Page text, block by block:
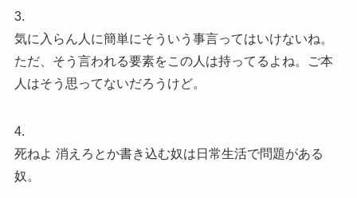
3.
気に入らん人に簡単にそういう事言ってはいけないね。
ただ、そう言われる要素をこの人は持ってるよね。ご本
人はそう思ってないだろうけど。
4.
死ねよ 消えろとか書き込む奴は日常生活で問題がある
奴。